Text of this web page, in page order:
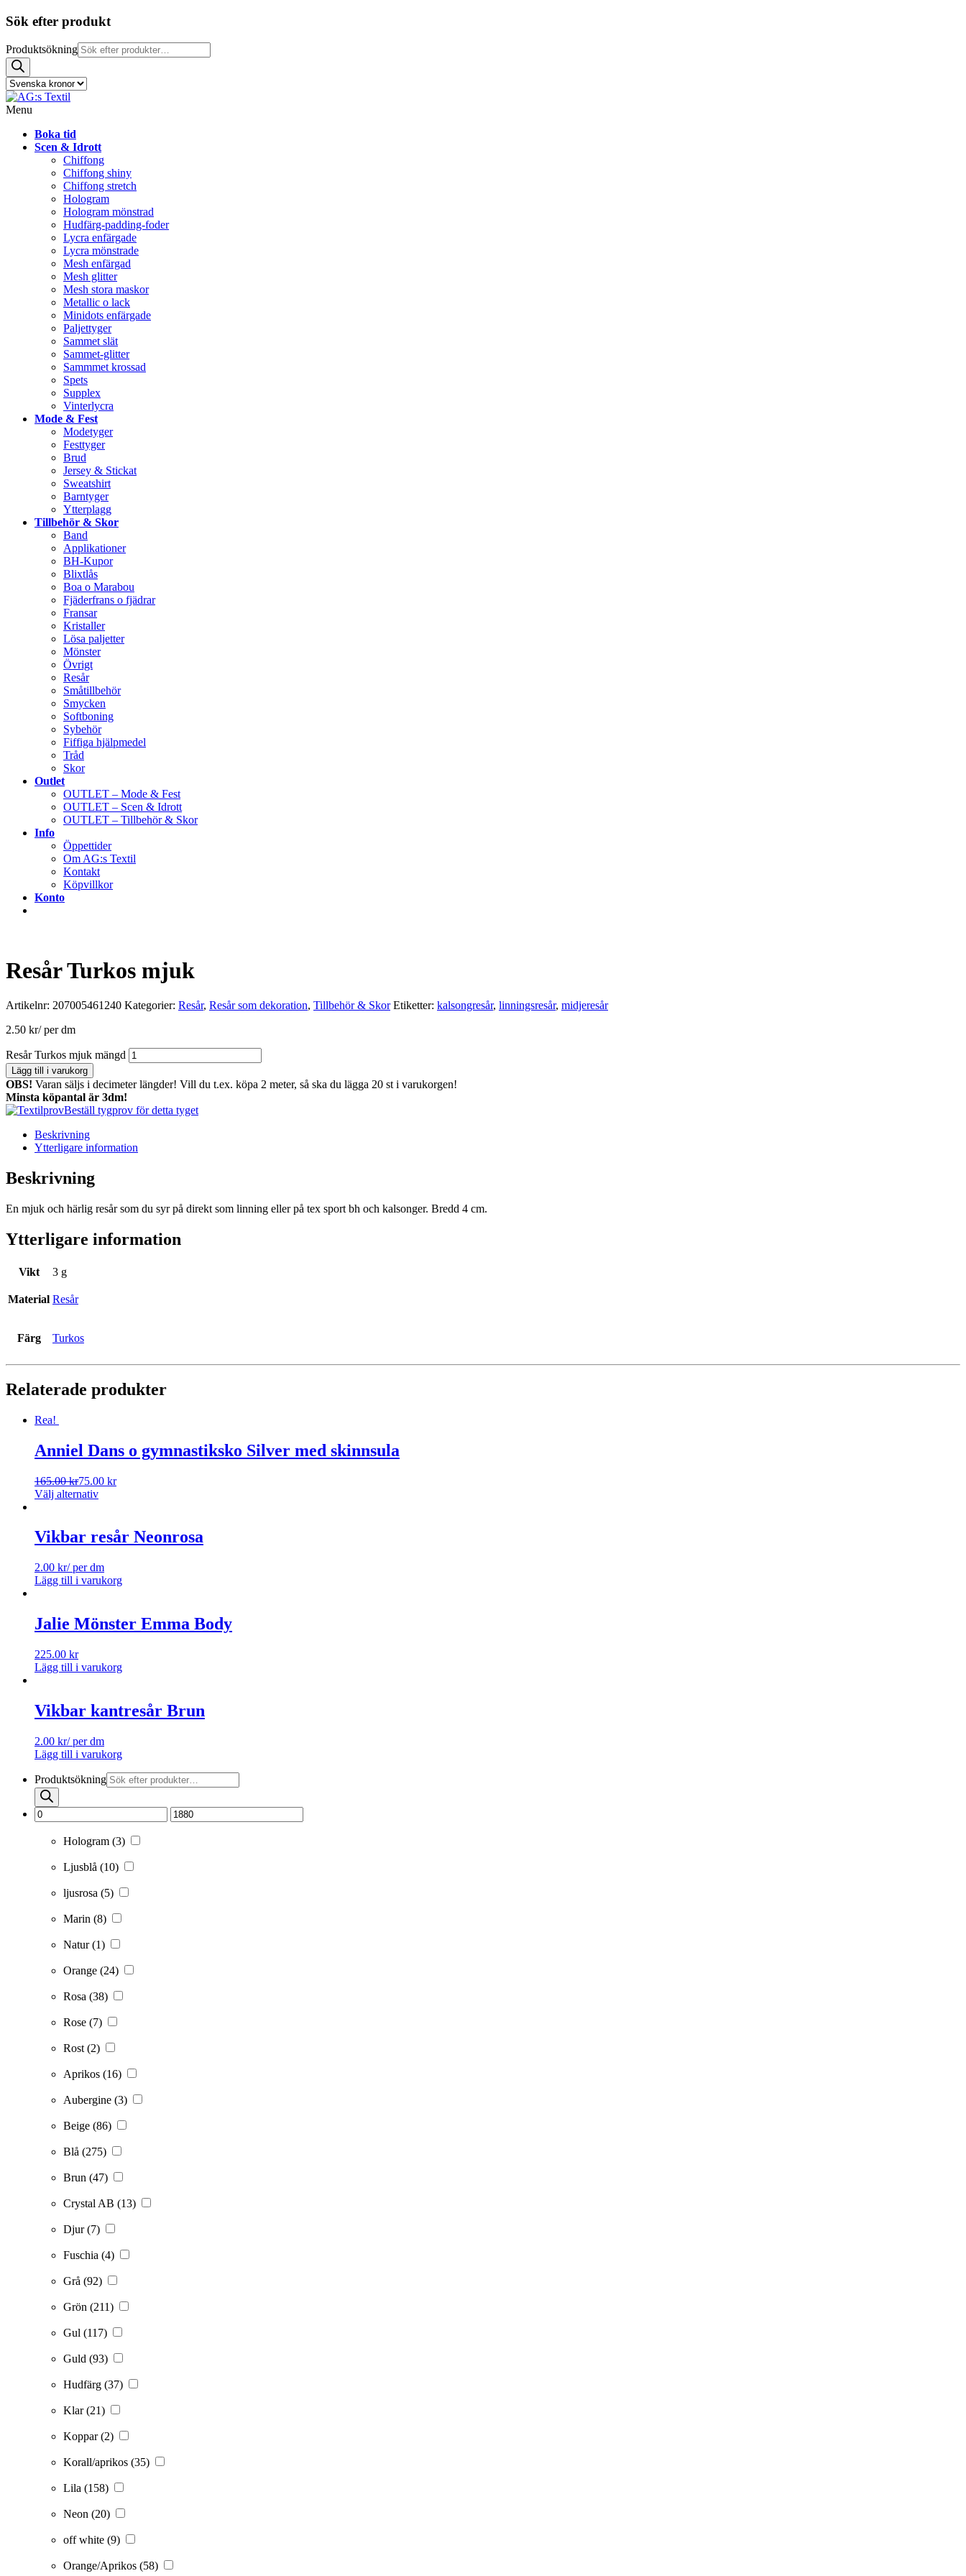
Sök efter produkt
Produktsökning
Menu
Boka tid
Scen & Idrott
Chiffong
Chiffong shiny
Chiffong stretch
Hologram
Hologram mönstrad
Hudfärg-padding-foder
Lycra enfärgade
Lycra mönstrade
Mesh enfärgad
Mesh glitter
Mesh stora maskor
Metallic o lack
Minidots enfärgade
Paljettyger
Sammet slät
Sammet-glitter
Sammmet krossad
Spets
Supplex
Vinterlycra
Mode & Fest
Modetyger
Festtyger
Brud
Jersey & Stickat
Sweatshirt
Barntyger
Ytterplagg
Tillbehör & Skor
Band
Applikationer
BH-Kupor
Blixtlås
Boa o Marabou
Fjäderfrans o fjädrar
Fransar
Kristaller
Lösa paljetter
Mönster
Övrigt
Resår
Småtillbehör
Smycken
Softboning
Sybehör
Fiffiga hjälpmedel
Tråd
Skor
Outlet
OUTLET – Mode & Fest
OUTLET – Scen & Idrott
OUTLET – Tillbehör & Skor
Info
Öppettider
Om AG:s Textil
Kontakt
Köpvillkor
Konto
Resår Turkos mjuk
Artikelnr: 207005461240 Kategorier: Resår, Resår som dekoration, Tillbehör & Skor Etiketter: kalsongresår, linningsresår, midjeresår
2.50 kr/ per dm
Resår Turkos mjuk mängd
Lägg till i varukorg
OBS! Varan säljs i decimeter längder! Vill du t.ex. köpa 2 meter, så ska du lägga 20 st i varukorgen!
Minsta köpantal är 3dm!
Beställ tygprov för detta tyget
Beskrivning
Ytterligare information
Beskrivning
En mjuk och härlig resår som du syr på direkt som linning eller på tex sport bh och kalsonger. Bredd 4 cm.
Ytterligare information
Vikt 3 g
Material Resår
Färg Turkos
Relaterade produkter
Rea!
Anniel Dans o gymnastiksko Silver med skinnsula
165.00kr75.00 kr
Välj alternativ
Vikbar resår Neonrosa
2.00 kr/ per dm
Lägg till i varukorg
Jalie Mönster Emma Body
225.00 kr
Lägg till i varukorg
Vikbar kantresår Brun
2.00 kr/ per dm
Lägg till i varukorg
Produktsökning
Hologram (3)
Ljusblå (10)
ljusrosa (5)
Marin (8)
Natur(1)
Orange (24)
Rosa (38)
Rose (7)
Rost (2)
Aprikos (16)
Aubergine (3)
Beige (86)
Blå (275)
Brun (47)
Crystal AB (13)
Djur(7)
Fuschia (4)
Grå (92)
Grön (211)
Gul (117)
Guld (93)
Hudfärg (37)
Klar(21)
Koppar(2)
Korall/aprikos (35)
Lila (158)
Neon (20)
off white (9)
Orange/Aprikos (58)